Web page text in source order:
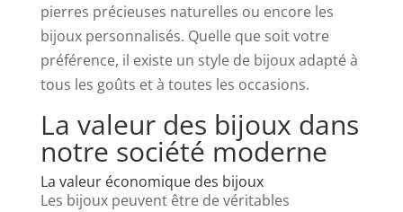
pierres précieuses naturelles ou encore les
bijoux personnalisés. Quelle que soit votre
préférence, il existe un style de bijoux adapté à
tous les goûts et à toutes les occasions.
La valeur des bijoux dans
notre société moderne
La valeur économique des bijoux
Les bijoux peuvent être de véritables